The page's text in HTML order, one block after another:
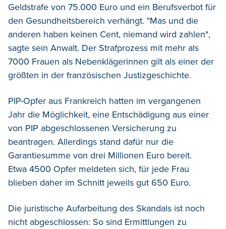
Geldstrafe von 75.000 Euro und ein Berufsverbot für
den Gesundheitsbereich verhängt. "Mas und die
anderen haben keinen Cent, niemand wird zahlen",
sagte sein Anwalt. Der Strafprozess mit mehr als
7000 Frauen als Nebenklägerinnen gilt als einer der
größten in der französischen Justizgeschichte.
PIP-Opfer aus Frankreich hatten im vergangenen
Jahr die Möglichkeit, eine Entschädigung aus einer
von PIP abgeschlossenen Versicherung zu
beantragen. Allerdings stand dafür nur die
Garantiesumme von drei Millionen Euro bereit.
Etwa 4500 Opfer meldeten sich, für jede Frau
blieben daher im Schnitt jeweils gut 650 Euro.
Die juristische Aufarbeitung des Skandals ist noch
nicht abgeschlossen: So sind Ermittlungen zu